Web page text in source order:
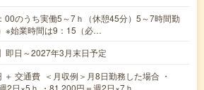
00のうち実働5～7ｈ（休憩45分）5～7時間勤
※始業時間は9：15（必…
即日～2027年3月末日予定
＋ 交通費 ＜月収例＞月8日勤務した場合 ・